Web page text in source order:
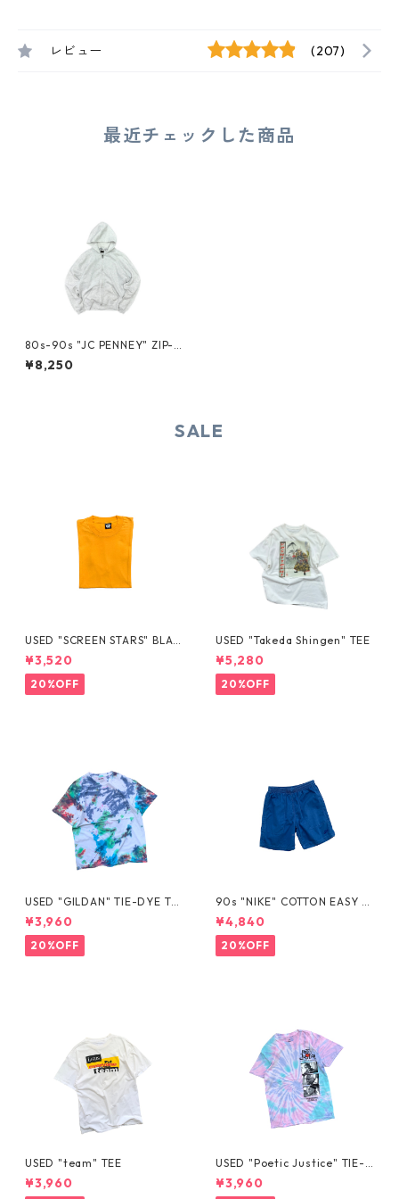
レビュー (207)
最近チェックした商品
80s-90s "JC PENNEY" ZIP-U
P SWEAT HOODIE
¥8,250
SALE
USED "SCREEN STARS" BLAN
K TEE
¥3,520
20%OFF
USED "Takeda Shingen" TEE
¥5,280
20%OFF
USED "GILDAN" TIE-DYE TE
E
¥3,960
20%OFF
90s "NIKE" COTTON EASY S
HORTS
¥4,840
20%OFF
USED "team" TEE
¥3,960
USED "Poetic Justice" TIE-D
YE TEE
¥3,960